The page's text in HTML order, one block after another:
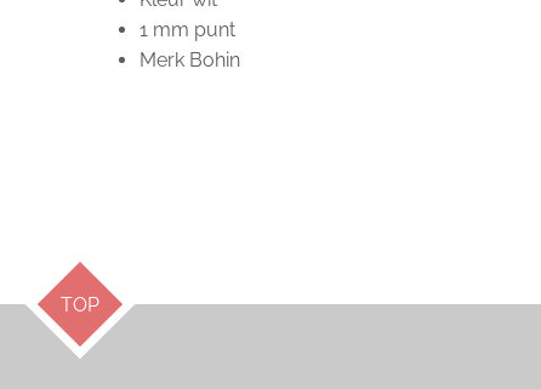
1 mm punt
Merk Bohin
TOP